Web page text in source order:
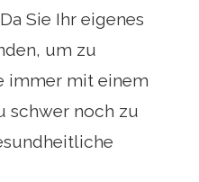
Sie Ihr eigenes
um zu
immer mit einem
schwer noch zu